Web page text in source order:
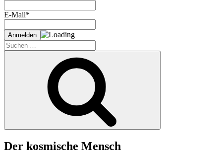
E-Mail*
Suche
nach:
Der kosmische Mensch